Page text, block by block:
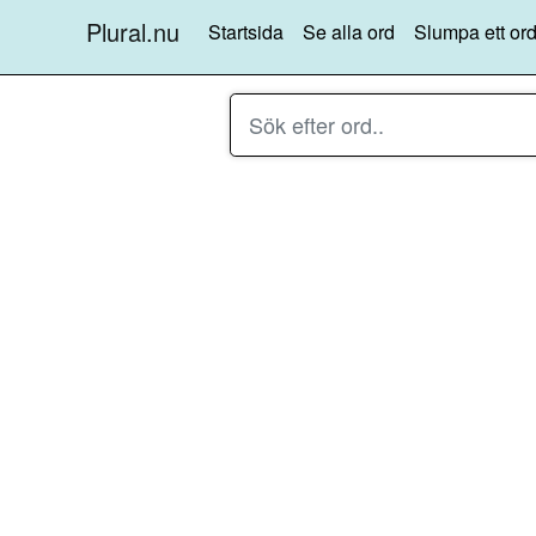
Plural.nu Startsida Se alla ord Slumpa ett